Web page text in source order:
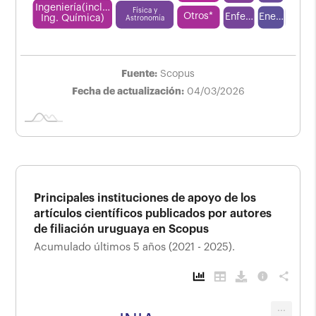
Ingeniería(incl…
Ing. Química)
Física y
Astronomía
Otros* Enfe… Ene…
Fuente: Scopus
Fecha de actualización: 04/03/2026
Principales instituciones de apoyo de los
artículos científicos publicados por autores
de filiación uruguaya en Scopus
Acumulado últimos 5 años (2021 - 2025).
info share
...